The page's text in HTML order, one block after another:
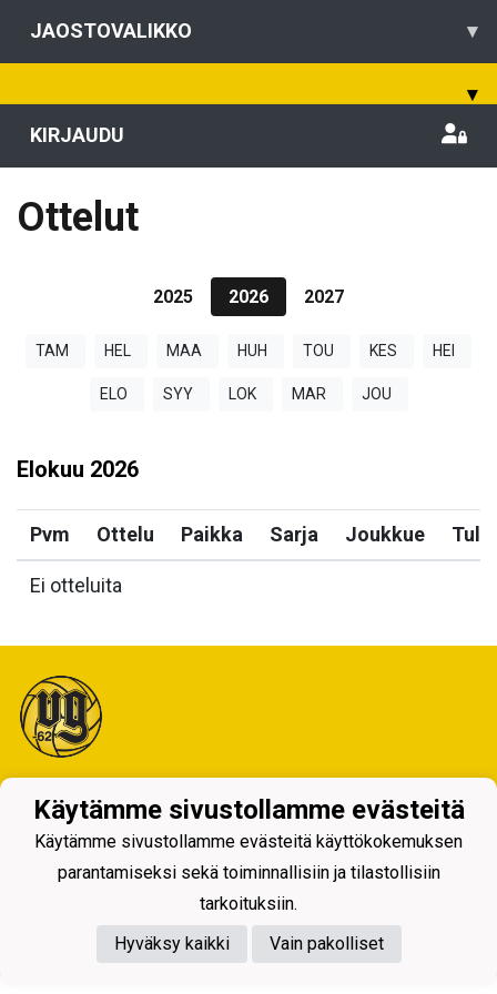
JAOSTOVALIKKO ▾
▾
KIRJAUDU
Ottelut
2025 2026 2027
TAM HEL MAA HUH TOU KES HEI
ELO SYY LOK MAR JOU
Elokuu 2026
Pvm Ottelu Paikka Sarja Joukkue
Ei otteluita
Powered by
Käytämme sivustollamme evästeitä
Käytämme sivustollamme evästeitä käyttökokemuksen
parantamiseksi sekä toiminnallisiin ja tilastollisiin
tarkoituksiin.
Hyväksy kaikki
Vain pakolliset